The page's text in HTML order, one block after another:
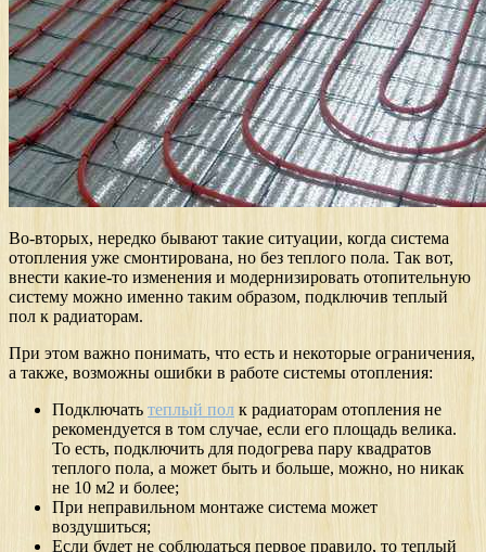
Во-вторых, нередко бывают такие ситуации, когда система
отопления уже смонтирована, но без теплого пола. Так вот,
внести какие-то изменения и модернизировать отопительную
систему можно именно таким образом, подключив теплый
пол к радиаторам.
При этом важно понимать, что есть и некоторые ограничения,
а также, возможны ошибки в работе системы отопления:
Подключать теплый пол к радиаторам отопления не
рекомендуется в том случае, если его площадь велика.
То есть, подключить для подогрева пару квадратов
теплого пола, а может быть и больше, можно, но никак
не 10 м2 и более;
При неправильном монтаже система может
воздушиться;
Если будет не соблюдаться первое правило, то теплый